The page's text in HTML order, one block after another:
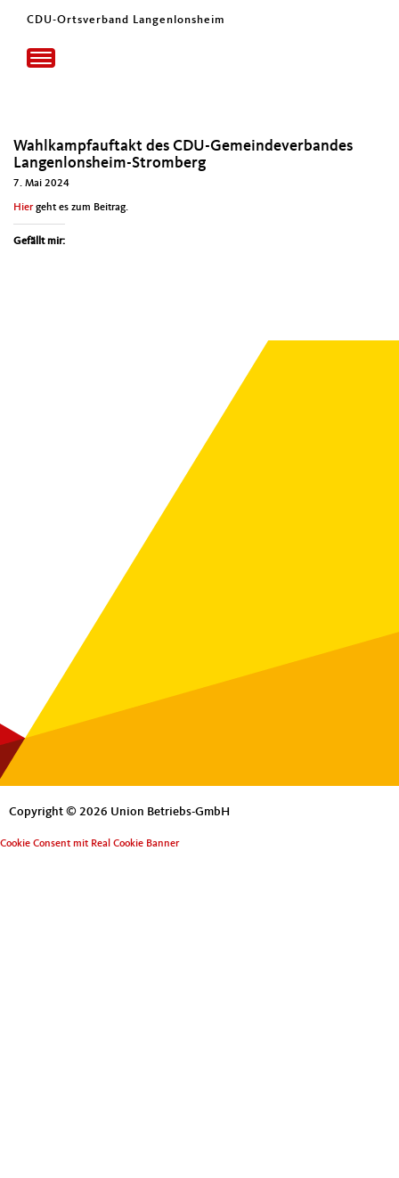
CDU-Ortsverband Langenlonsheim
Toggle
navigation
Wahlkampfauftakt des CDU-Gemeindeverbandes
Langenlonsheim-Stromberg
7. Mai 2024
Hiergeht es zum Beitrag.
Gefällt mir:
Copyright © 2026 Union Betriebs-GmbH
Cookie Consent mit Real Cookie Banner